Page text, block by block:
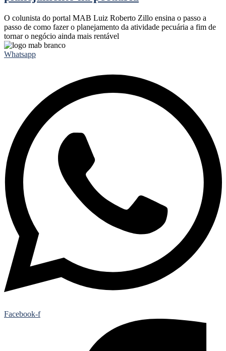
O colunista do portal MAB Luiz Roberto Zillo ensina o passo a
passo de como fazer o planejamento da atividade pecuária a fim de
tornar o negócio ainda mais rentável
Whatsapp
Facebook-f